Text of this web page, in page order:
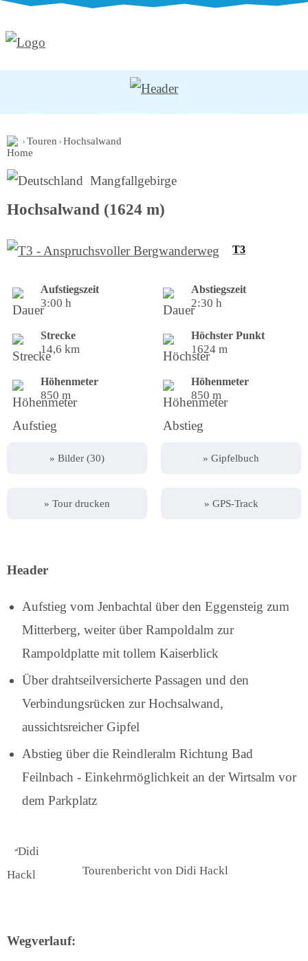
›Touren ›Hochsalwand
Mangfallgebirge
Hochsalwand (1624 m)
T3
Aufstiegszeit
3:00 h
Abstiegszeit
2:30 h
Strecke
14,6 km
Höchster Punkt
1624 m
Höhenmeter
850 m
Höhenmeter
850 m
» Bilder (30) » Gipfelbuch
» Tour drucken » GPS-Track
Header
Aufstieg vom Jenbachtal über den Eggensteig zum
Mitterberg, weiter über Rampoldalm zur
Rampoldplatte mit tollem Kaiserblick
Über drahtseilversicherte Passagen und den
Verbindungsrücken zur Hochsalwand,
aussichtsreicher Gipfel
Abstieg über die Reindleralm Richtung Bad
Feilnbach - Einkehrmöglichkeit an der Wirtsalm vor
dem Parkplatz
Tourenbericht von Didi Hackl
Wegverlauf: